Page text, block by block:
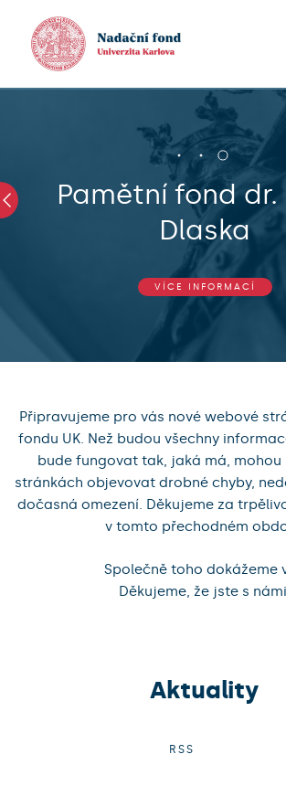
Pamětní fond
Dlaska
VÍCE INFORMACÍ
Připravujeme pro vás nové webové
fondu UK. Než budou všechny
bude fungovat tak, jaká má, mohou
stránkách objevovat drobné chyby,
dočasná omezení. Děkujeme za
v tomto přechodném
Společně toho dokážeme
Děkujeme, že jste s
Aktuality
RSS